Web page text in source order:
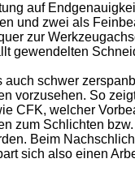
auf
und zwei als
zur
gewendelten
schwer
vorzusehen. So
CFK, welcher
zum Schlichten
Beim
sich also einen